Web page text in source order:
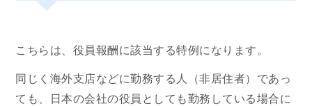
こちらは、役員報酬に該当する特例になります。
同じく海外支店などに勤務する人（非居住者）であっ
ても、日本の会社の役員としても勤務している場合に